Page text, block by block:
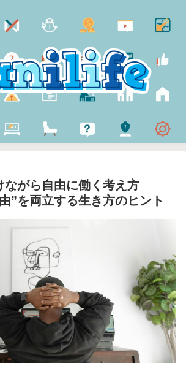
ながら自由に働く考え方
”を両立する生き方のヒント